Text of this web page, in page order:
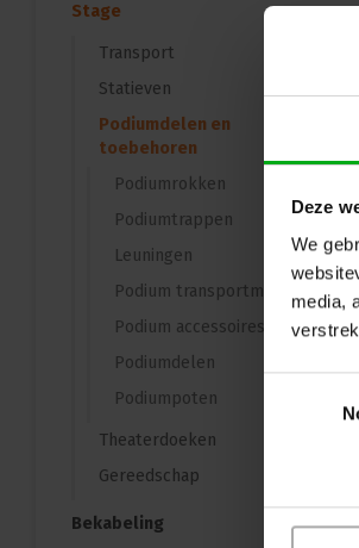
Deze
We
media,
Stage
Transport
Statieven
Podiumdelen en
toebehoren
Podiumrokken
Podiumtrappen
Leuningen
Podium transportmiddelen
Podium accessoires
Podiumdelen
Podiumpoten
Theaterdoeken
Gereedschap
Bekabeling